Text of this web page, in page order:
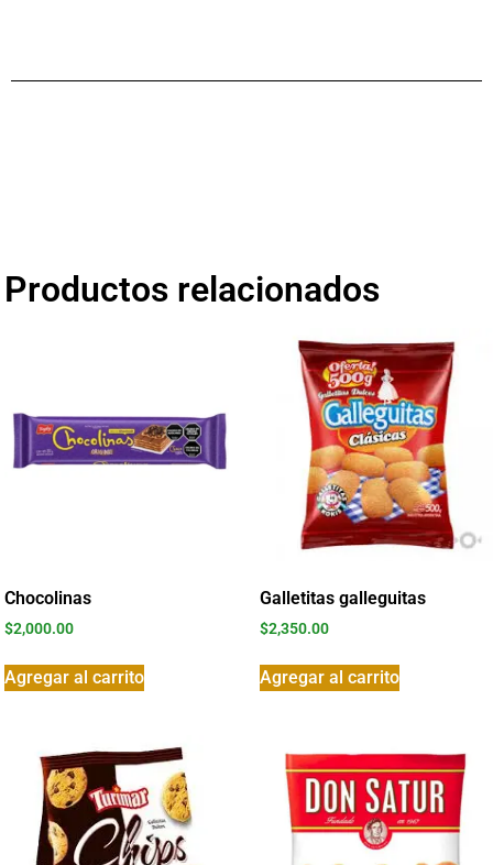
Productos relacionados
Chocolinas
$2,000.00
Agregar al carrito
Galletitas galleguitas
$2,350.00
Agregar al carrito